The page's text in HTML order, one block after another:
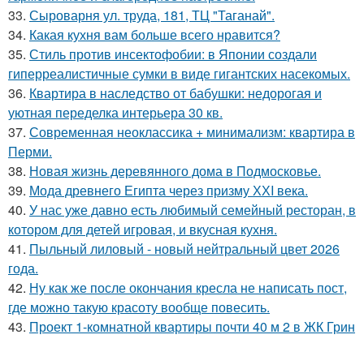
33. Сыроварня ул. труда, 181, ТЦ "Таганай".
34. Какая кухня вам больше всего нравится?
35. Стиль против инсектофобии: в Японии создали
гиперреалистичные сумки в виде гигантских насекомых.
36. Квартира в наследство от бабушки: недорогая и
уютная переделка интерьера 30 кв.
37. Современная неоклассика + минимализм: квартира в
Перми.
38. Новая жизнь деревянного дома в Подмосковье.
39. Мода древнего Египта через призму ХХI века.
40. У нас уже давно есть любимый семейный ресторан, в
котором для детей игровая, и вкусная кухня.
41. Пыльный лиловый - новый нейтральный цвет 2026
года.
42. Ну как же после окончания кресла не написать пост,
где можно такую красоту вообще повесить.
43. Проект 1-комнатной квартиры почти 40 м 2 в ЖК Грин